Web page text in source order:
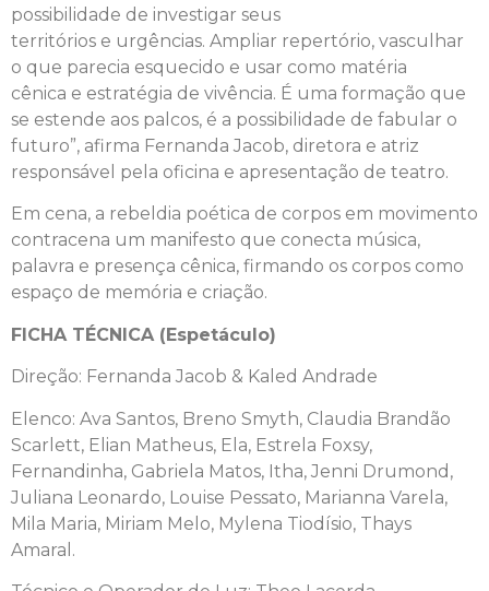
possibilidade de investigar seus
territórios e urgências. Ampliar repertório, vasculhar
o que parecia esquecido e usar como matéria
cênica e estratégia de vivência. É uma formação que
se estende aos palcos, é a possibilidade de fabular o
futuro”, afirma Fernanda Jacob, diretora e atriz
responsável pela oficina e apresentação de teatro.
Em cena, a rebeldia poética de corpos em movimento
contracena um manifesto que conecta música,
palavra e presença cênica, firmando os corpos como
espaço de memória e criação.
FICHA TÉCNICA (Espetáculo)
Direção: Fernanda Jacob & Kaled Andrade
Elenco: Ava Santos, Breno Smyth, Claudia Brandão
Scarlett, Elian Matheus, Ela, Estrela Foxsy,
Fernandinha, Gabriela Matos, Itha, Jenni Drumond,
Juliana Leonardo, Louise Pessato, Marianna Varela,
Mila Maria, Miriam Melo, Mylena Tiodísio, Thays
Amaral.